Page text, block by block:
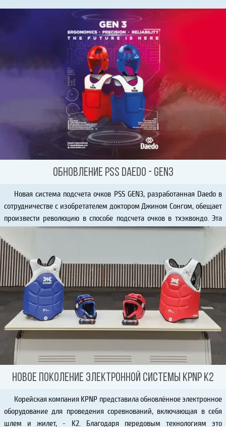
Обновление PSS Daedo - GEN3
Новая система подсчета очков PSS GEN3, разработанная Daedo в
сотрудничестве с изобретателем доктором Джином Сонгом, обещает
произвести революцию в способе подсчета очков в тхэквондо. Эта
система включает в себя несколько ключевых инноваций
Новое поколение электронной системы KPNP K2
Корейская компания KPNP представила обновлённое электронное
оборудование для проведения соревнований, включающая в себя
шлем и жилет, - K2. Благодаря передовым технологиям это